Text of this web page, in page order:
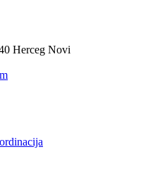
Herceg Novi